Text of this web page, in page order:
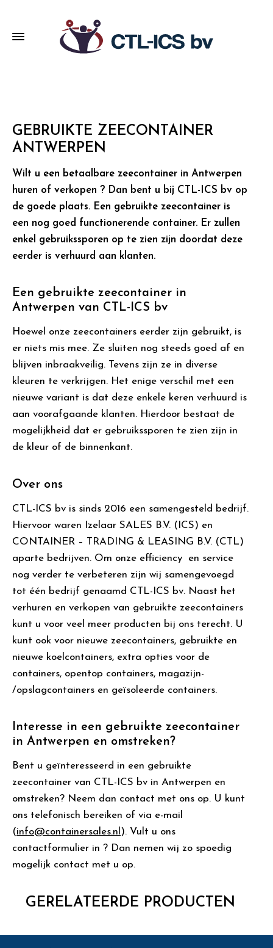
GEBRUIKTE ZEECONTAINER
ANTWERPEN
Wilt u een betaalbare zeecontainer in Antwerpen
huren of verkopen ? Dan bent u bij CTL-ICS bv op
de goede plaats. Een gebruikte zeecontainer is
een nog goed functionerende container. Er zullen
enkel gebruikssporen op te zien zijn doordat deze
eerder is verhuurd aan klanten.
Een gebruikte zeecontainer in
Antwerpen van CTL-ICS bv
Hoewel onze zeecontainers eerder zijn gebruikt, is
er niets mis mee. Ze sluiten nog steeds goed af en
blijven inbraakveilig. Tevens zijn ze in diverse
kleuren te verkrijgen. Het enige verschil met een
nieuwe variant is dat deze enkele keren verhuurd is
aan voorafgaande klanten. Hierdoor bestaat de
mogelijkheid dat er gebruikssporen te zien zijn in
de kleur of de binnenkant.
Over ons
CTL-ICS bv is sinds 2016 een samengesteld bedrijf.
Hiervoor waren Izelaar SALES B.V. (ICS) en
CONTAINER – TRADING & LEASING B.V. (CTL)
aparte bedrijven. Om onze efficiency en service
nog verder te verbeteren zijn wij samengevoegd
tot één bedrijf genaamd CTL-ICS bv. Naast het
verhuren en verkopen van gebruikte zeecontainers
kunt u voor veel meer producten bij ons terecht. U
kunt ook voor nieuwe zeecontainers, gebruikte en
nieuwe koelcontainers, extra opties voor de
containers, opentop containers, magazijn-
/opslagcontainers en geïsoleerde containers.
Interesse in een gebruikte zeecontainer
in Antwerpen en omstreken?
Bent u geïnteresseerd in een gebruikte
zeecontainer van CTL-ICS bv in Antwerpen en
omstreken? Neem dan contact met ons op. U kunt
ons telefonisch bereiken of via e-mail
(info@containersales.nl ). Vult u ons
contactformulier in ? Dan nemen wij zo spoedig
mogelijk contact met u op.
GERELATEERDE PRODUCTEN